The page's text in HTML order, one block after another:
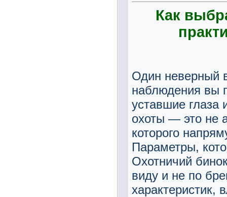
Как
Один неверный
наблюдения вы
уставшие
охоты — это не
которого
Параметры,
Охотничий
виду и не по
характеристик,